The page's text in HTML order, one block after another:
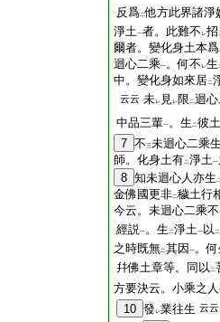
反爲二他方此界諸淨
淨土一者。此難不 レ招
爾者。變化身土本爲
迴心二乘一。何不 レ生
中。變化身如來居二
云云 未レ 見レ限 二迴
中品三輩一。生 二彼土
7 不三未迴心二乘
師。化身土有二淨土一
8 知未迴心人亦生
金佛國更非二穢土行
今云。未迴心二乘不
經説一。生 二淨土一 以 二
之時既無二其因 一。
幷佛土章等。同以 二
方要決云。小乘之
10 發 レ業往生 云云